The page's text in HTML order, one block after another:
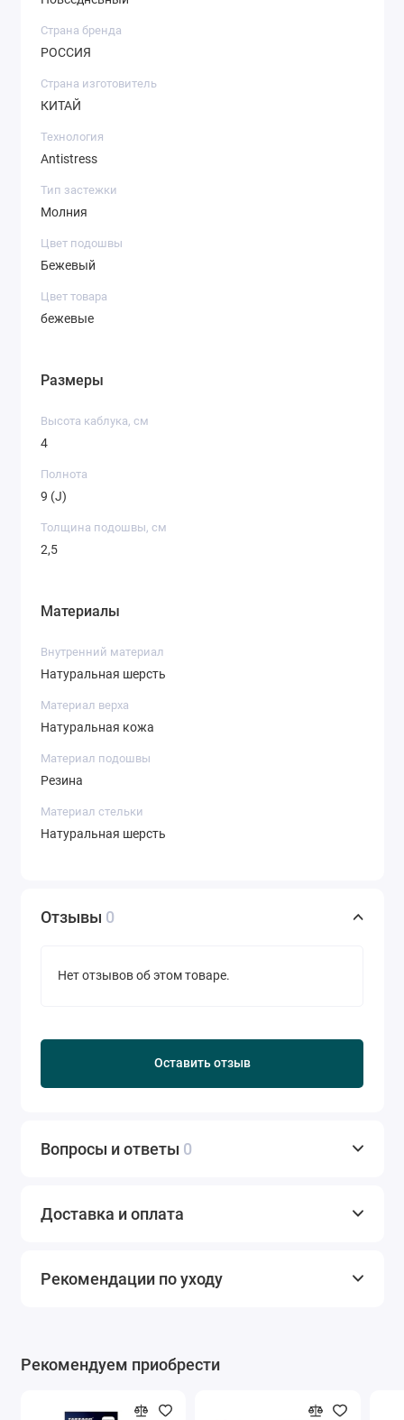
Страна бренда
РОССИЯ
Страна изготовитель
КИТАЙ
Технология
Antistress
Тип застежки
Молния
Цвет подошвы
Бежевый
Цвет товара
бежевые
Размеры
Высота каблука, см
4
Полнота
9 (J)
Толщина подошвы, см
2,5
Материалы
Внутренний материал
Натуральная шерсть
Материал верха
Натуральная кожа
Материал подошвы
Резина
Материал стельки
Натуральная шерсть
Отзывы 0
Нет отзывов об этом товаре.
Оставить отзыв
Вопросы и ответы 0
Доставка и оплата
Рекомендации по уходу
Рекомендуем приобрести